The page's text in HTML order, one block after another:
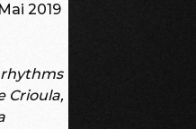
2019
rhythms
Crioula,